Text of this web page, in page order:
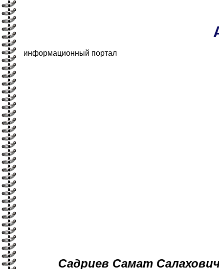
информационный портал
Садриев Самат Салахович